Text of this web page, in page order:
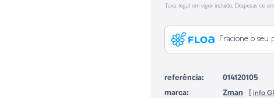
Taxa legal em vigor incluído. Despesas de
Fracione o
referência:
014120105
marca:
Zman [ info